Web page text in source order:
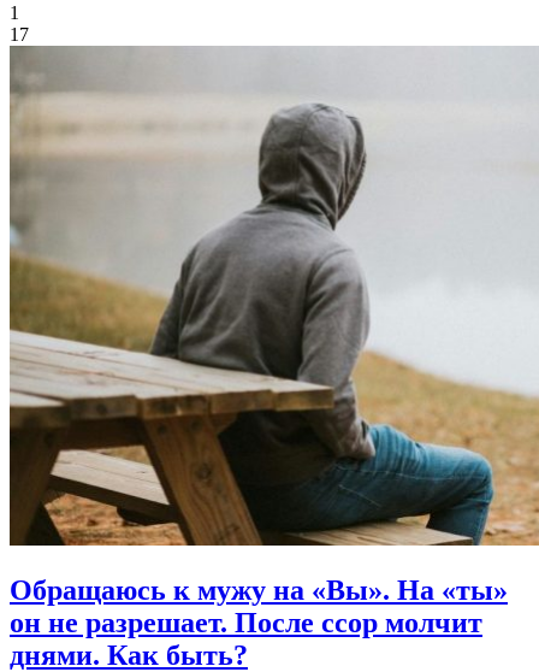
1
17
Обращаюсь к мужу на «Вы». На «ты»
он не разрешает. После ссор молчит
днями. Как быть?